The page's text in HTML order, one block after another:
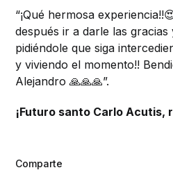
“¡Qué hermosa
después ir a darle las
pidiéndole que siga
y viviendo el momento!!
Alejandro 🙏🙏🙏”.
¡Futuro santo Carlo Acutis,
Comparte